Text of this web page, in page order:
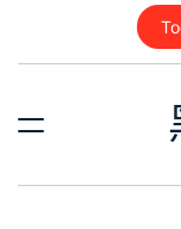
content